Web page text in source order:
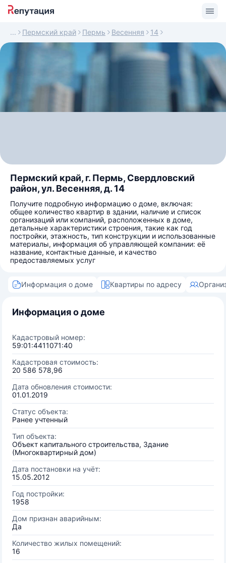
Пермский край Пермь Весенняя 14
Пермский край, г. Пермь, Свердловский
район, ул. Весенняя, д. 14
Получите подробную информацию о доме, включая:
общее количество квартир в здании, наличие и список
организаций или компаний, расположенных в доме,
детальные характеристики строения, такие как год
постройки, этажность, тип конструкции и использованные
материалы, информация об управляющей компании: её
название, контактные данные, и качество
предоставляемых услуг
Информация о доме Квартиры по адресу
Информация о доме
Кадастровый номер:
59:01:4411071:40
Кадастровая стоимость:
20 586 578,96
Дата обновления стоимости:
01.01.2019
Статус объекта:
Ранее учтенный
Тип объекта:
Объект капитального строительства, Здание
(Многоквартирный дом)
Дата постановки на учёт:
15.05.2012
Год постройки:
1958
Дом признан аварийным:
Да
Количество жилых помещений:
16